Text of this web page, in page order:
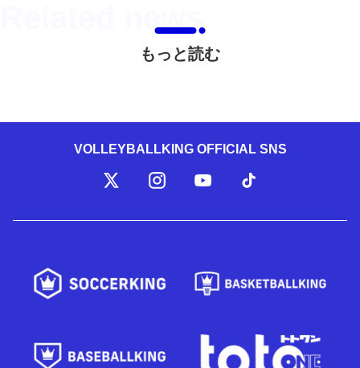
もっと読む
VOLLEYBALLKING OFFICIAL SNS